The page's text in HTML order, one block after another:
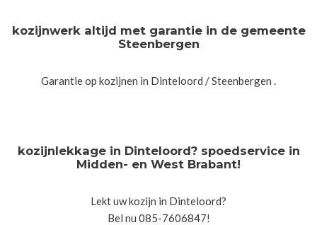
kozijnwerk altijd met garantie in de gemeente
Steenbergen
Garantie op kozijnen in Dinteloord / Steenbergen .
kozijnlekkage in Dinteloord? spoedservice in
Midden- en West Brabant!
Lekt uw kozijn in Dinteloord?
Bel nu 085-7606847!